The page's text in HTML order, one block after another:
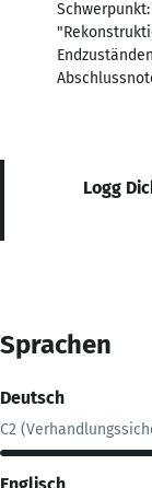
Logg
Sprachen
Deutsch
C2
Englisch